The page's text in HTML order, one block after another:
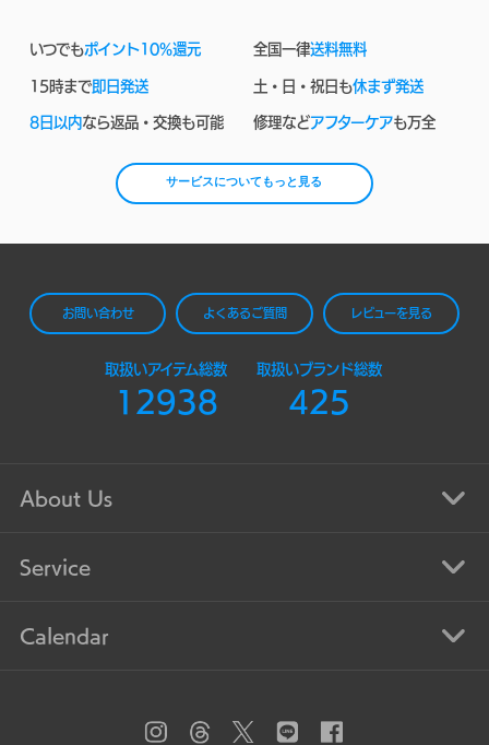
いつでもポイント10%還元 全国一律送料無料
15時まで即日発送 土・日・祝日も休まず発送
8日以内なら返品・交換も可能 修理などアフターケアも万全
サービスについてもっと見る
お問い合わせ よくあるご質問 レビューを見る
取扱いアイテム総数
12938
取扱いブランド総数
425
About Us
Service
Calendar